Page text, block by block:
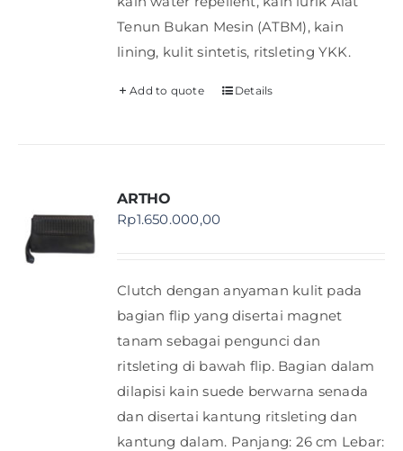
Tenun Bukan Mesin (ATBM), kain
lining, kulit sintetis, ritsleting YKK.
Add to quote Details
ARTHO
Rp1.650.000,00
Clutch dengan anyaman kulit pada
bagian flip yang disertai magnet
tanam sebagai pengunci dan
ritsleting di bawah flip. Bagian dalam
dilapisi kain suede berwarna senada
dan disertai kantung ritsleting dan
kantung dalam. Panjang: 26 cm Lebar: